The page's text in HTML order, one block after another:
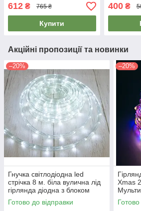
гірлянда бахрома
612 ₴ 765 ₴
Купити
Теплий
400₴
Акційні пропозиції та новинки
–20%
Гнучка світлодіодна led
стрічка 8 м. біла вулична лід
гірлянда діодна з блоком
живлення 220 В
Готово до відправки
–20%
Xmas